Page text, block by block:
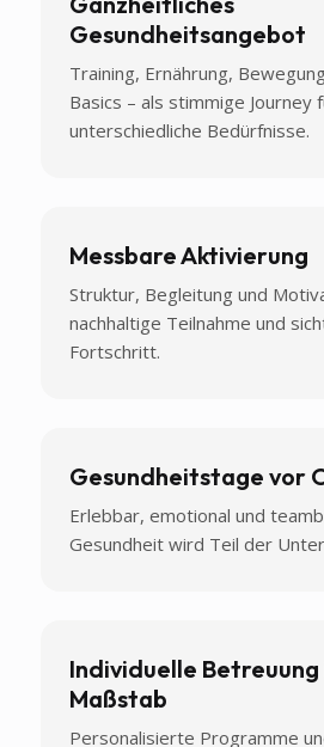
Gesundheitsangebot
Training, Ernährung,
Basics – als stimmige Journey
unterschiedliche Bedürfnisse.
Messbare Aktivierung
Struktur, Begleitung und
nachhaltige Teilnahme und
Fortschritt.
Gesundheitstage vor
Erlebbar, emotional und
Gesundheit wird Teil der
Individuelle
Maßstab
Personalisierte Programme